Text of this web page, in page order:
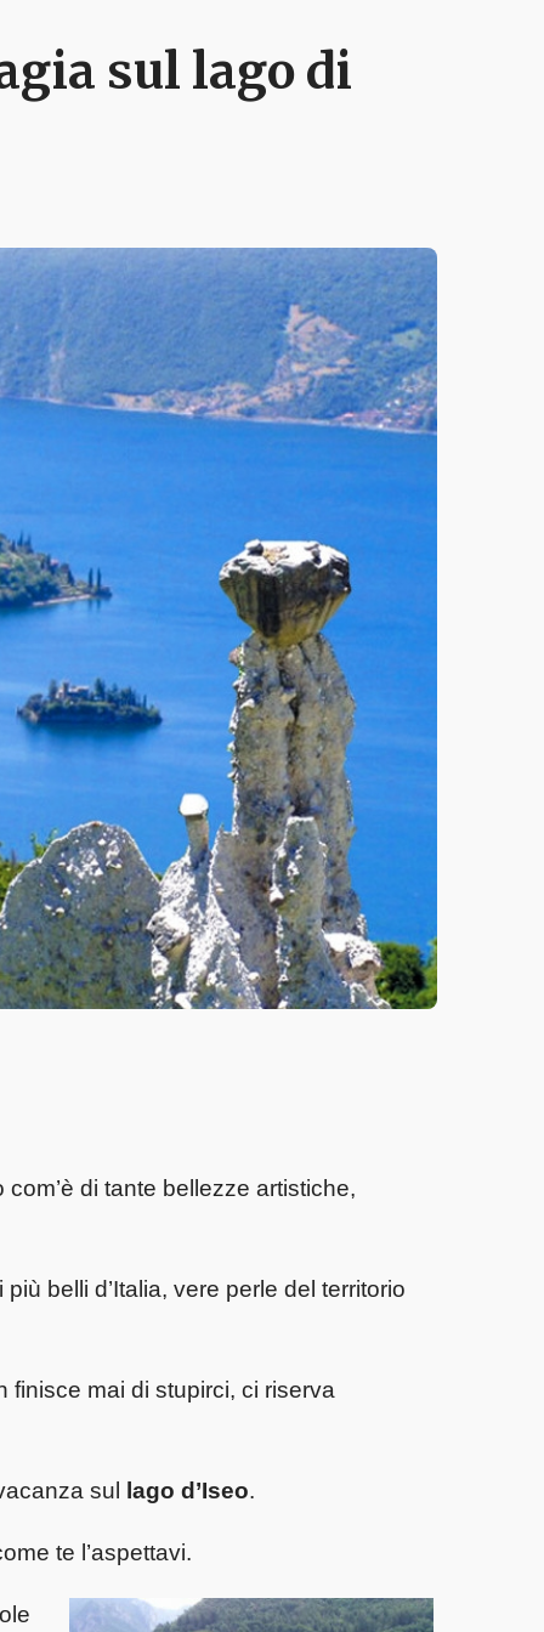
sul lago di
di tante bellezze artistiche,
belli d’Italia, vere perle del territorio
mai di stupirci, ci riserva
sul lago d’Iseo.
te l’aspettavi.